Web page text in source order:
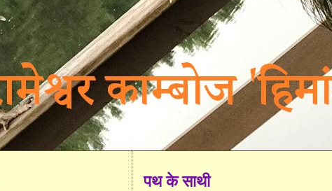
पथ के साथी